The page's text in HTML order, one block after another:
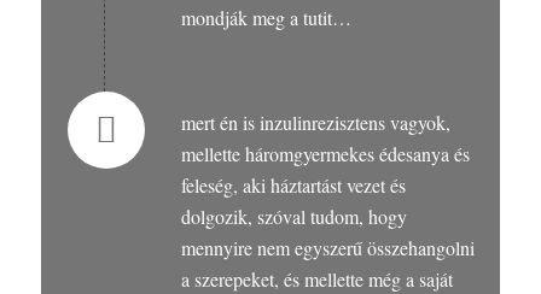
mondják meg a tutit…
mert én is inzulinrezisztens vagyok,
mellette háromgyermekes édesanya és
feleség, aki háztartást vezet és
dolgozik, szóval tudom, hogy
mennyire nem egyszerű összehangolni
a szerepeket, és mellette még a saját